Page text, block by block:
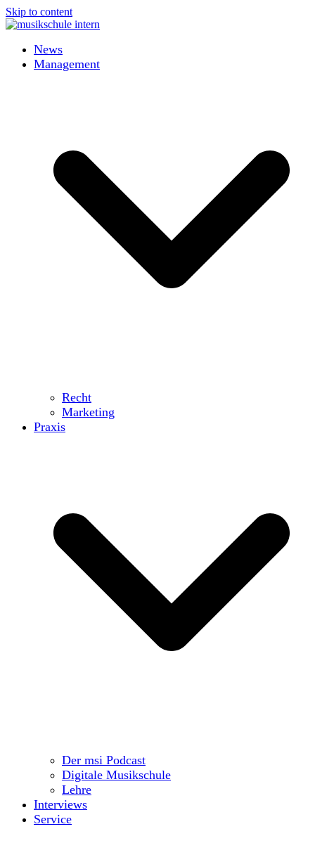
Skip to content
News
Management
Recht
Marketing
Praxis
Der msi Podcast
Digitale Musikschule
Lehre
Interviews
Service